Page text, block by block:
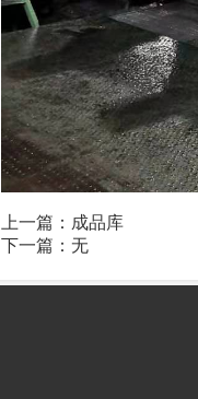
上一篇： 成品库
下一篇：无